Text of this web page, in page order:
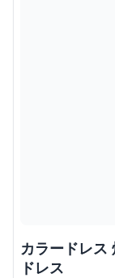
カラードレス
ドレス